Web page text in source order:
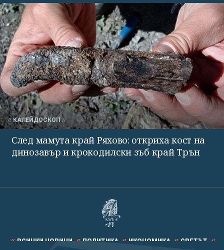
КАЛЕЙДОСКОП
След мамута край Ряхово: откриха кост на
динозавър и крокодилски зъб край Трън
ВСИЧКИ НОВИНИ ПОЛИТИКА ИКОНОМИКА СВЕТЪТ